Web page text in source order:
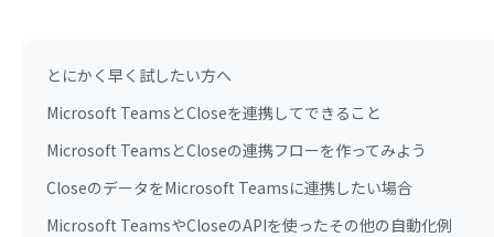
とにかく早く試したい方へ
Microsoft TeamsとCloseを連携してできること
Microsoft TeamsとCloseの連携フローを作ってみよう
CloseのデータをMicrosoft Teamsに連携したい場合
Microsoft TeamsやCloseのAPIを使ったその他の自動化例